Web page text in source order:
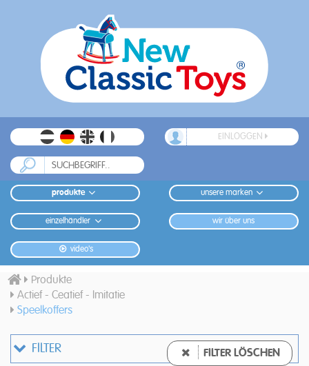
EINLOGGEN
produkte unsere marken
einzelhändler wir über uns
video's
Produkte
Actief - Ceatief - Imitatie
Speelkoffers
FILTER FILTER LÖSCHEN